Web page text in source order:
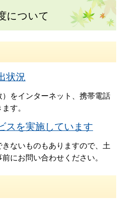
について
状況
をインターネット、携帯電話
す。
スを実施しています
ないものもありますので、土
にお問い合わせください。